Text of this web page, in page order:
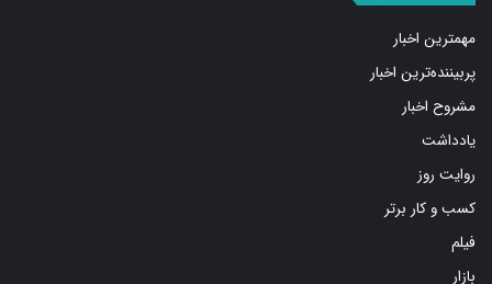
مهمترین اخبار
پربیننده‌ترین اخبار
مشروح اخبار
یادداشت
روایت روز
کسب و کار برتر
فیلم
بازار